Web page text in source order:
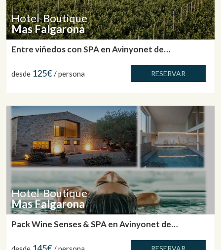
Hotel-Boutique
Mas Falgarona
Entre viñedos con SPA en Avinyonet de
desde 125€/ persona RESERVAR
Hotel-Boutique
Mas Falgarona
Pack Wine Senses & SPA en Avinyonet de
RESERVAR